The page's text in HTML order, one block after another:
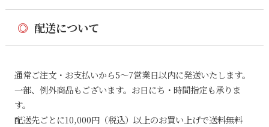
◎ 配送について
通常ご注文・お支払いから5〜7営業日以内に発送いたします。
一部、例外商品もございます。お日にち・時間指定も承りま
す。
配送先ごとに10,000円（税込）以上のお買い上げで送料無料